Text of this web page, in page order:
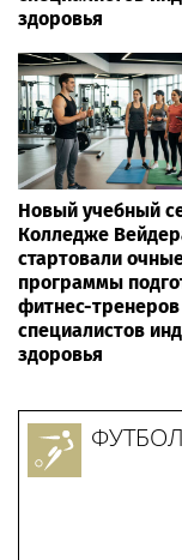
здоровья
Новый учебный
Колледже
стартовали
программы
фитнес-
специалистов
здоровья
ФУТБОЛ